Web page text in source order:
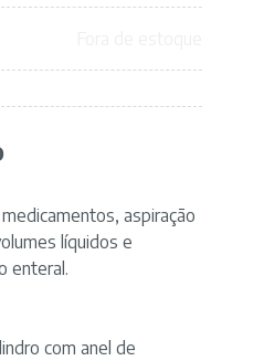
aspiração
líquidos e
enteral.
com anel de